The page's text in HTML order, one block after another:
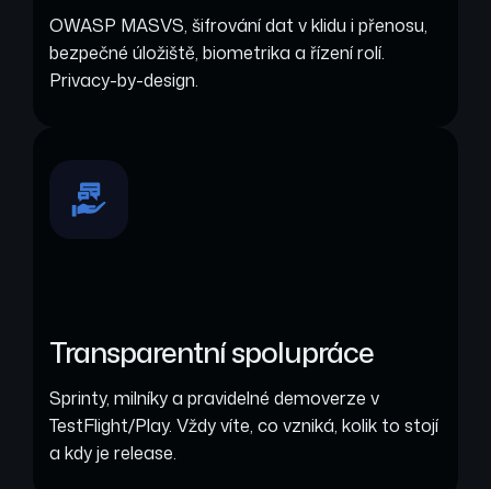
OWASP MASVS, šifrování dat v klidu i přenosu,
bezpečné úložiště, biometrika a řízení rolí.
Privacy-by-design.
Transparentní spolupráce
Sprinty, milníky a pravidelné demoverze v
TestFlight/Play. Vždy víte, co vzniká, kolik to stojí
a kdy je release.